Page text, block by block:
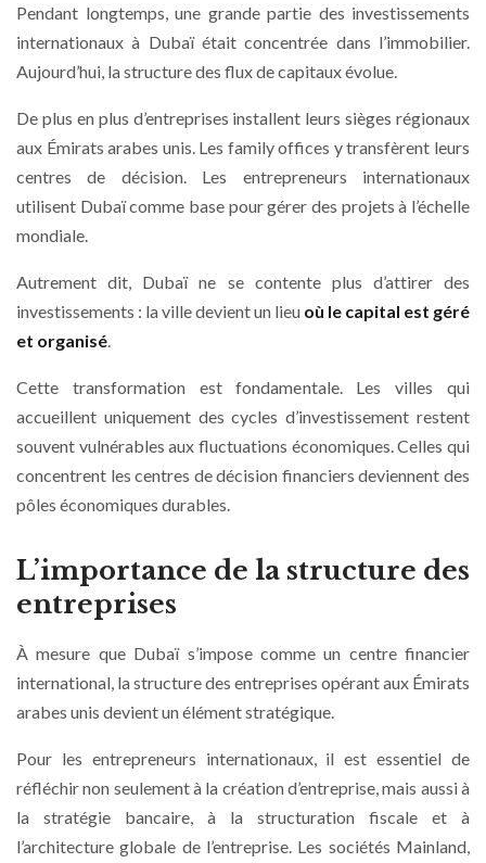
Pendant longtemps, une grande partie des investissements
internationaux à Dubaï était concentrée dans l’immobilier.
Aujourd’hui, la structure des flux de capitaux évolue.
De plus en plus d’entreprises installent leurs sièges régionaux
aux Émirats arabes unis. Les family offices y transfèrent leurs
centres de décision. Les entrepreneurs internationaux
utilisent Dubaï comme base pour gérer des projets à l’échelle
mondiale.
Autrement dit, Dubaï ne se contente plus d’attirer des
investissements : la ville devient un lieu où le capital est géré
et organisé
Cette transformation est fondamentale. Les villes qui
accueillent uniquement des cycles d’investissement restent
souvent vulnérables aux fluctuations économiques. Celles qui
concentrent les centres de décision financiers deviennent des
pôles économiques durables.
L’importance de la structure des
entreprises
À mesure que Dubaï s’impose comme un centre financier
international, la structure des entreprises opérant aux Émirats
arabes unis devient un élément stratégique.
Pour les entrepreneurs internationaux, il est essentiel de
réfléchir non seulement à la création d’entreprise, mais aussi à
la stratégie bancaire, à la structuration fiscale et à
l’architecture globale de l’entreprise. Les sociétés Mainland,